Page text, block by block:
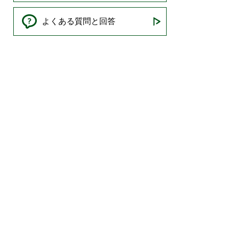
よくある質問と回答